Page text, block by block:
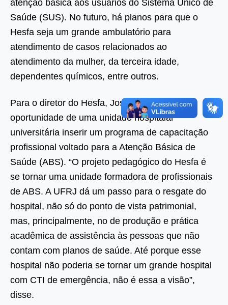
atenção básica aos usuários do Sistema Único de
Saúde (SUS). No futuro, há planos para que o
Hesfa seja um grande ambulatório para
atendimento de casos relacionados ao
atendimento da mulher, da terceira idade,
dependentes químicos, entre outros.
Para o diretor do Hesfa, José Mauro Braz, é a
oportunidade de uma unidade hospitalar
universitária inserir um programa de capacitação
profissional voltado para a Atenção Básica de
Saúde (ABS). “O projeto pedagógico do Hesfa é
se tornar uma unidade formadora de profissionais
de ABS. A UFRJ dá um passo para o resgate do
hospital, não só do ponto de vista patrimonial,
mas, principalmente, no de produção e prática
acadêmica de assistência às pessoas que não
contam com planos de saúde. Até porque esse
hospital não poderia se tornar um grande hospital
com CTI de emergência, não é essa a visão”,
disse.